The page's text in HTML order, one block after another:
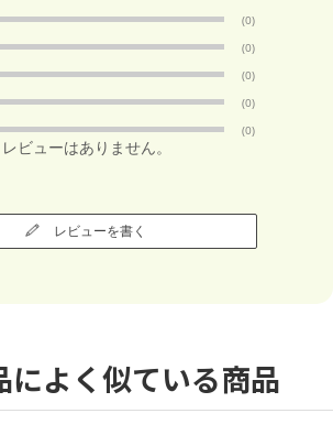
(0)
(0)
(0)
(0)
(0)
レビューはありません。
レビューを書く
によく似ている商品